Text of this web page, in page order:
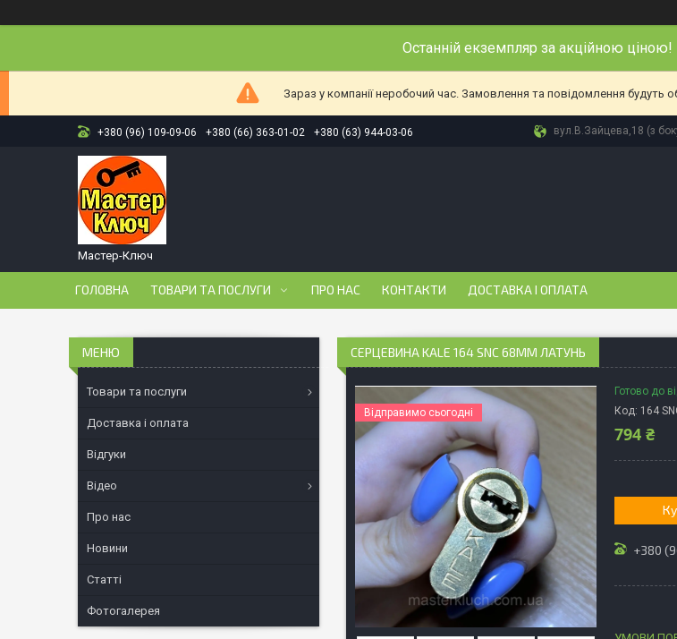
Останній екземпляр за акційною ціною!
Зараз у компанії неробочий час. Замовлення та повідомлення будуть
+380 (96) 109-09-06 +380 (66) 363-01-02 +380 (63) 944-03-06 вул.В.Зайцева,18 (з
Мастер-Ключ
ГОЛОВНА ТОВАРИ ТА ПОСЛУГИ ПРО НАС КОНТАКТИ ДОСТАВКА І ОПЛАТА
СЕРЦЕВИНА KALE 164 SNС 68ММ ЛАТУНЬ
Відправимо сьогодні
Готово до
Код: 164
794 ₴
+380
Товари та послуги
Доставка і оплата
Відгуки
Відео
Про нас
Новини
Статті
Фотогалерея